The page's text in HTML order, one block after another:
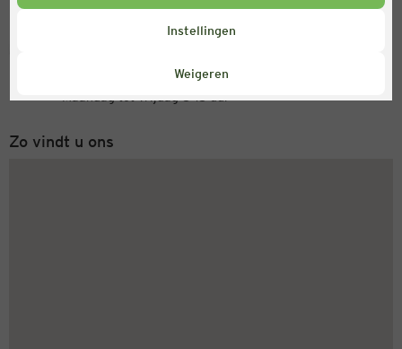
Instellingen
Weigeren
+31 (0) 543 20 50 15
Zo vindt u ons